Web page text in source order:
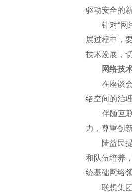
驱动安全的
针对“网络
展过程中，
技术发展，
网络技术
在座谈会
络空间的治
伴随互联
力，尊重创
陆益民提
和队伍培养
统基础网络
联想集团